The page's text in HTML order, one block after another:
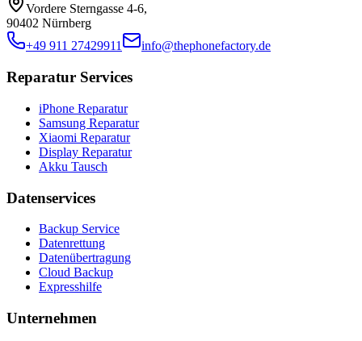
Vordere Sterngasse 4-6,
90402 Nürnberg
+49 911 27429911
info@thephonefactory.de
Reparatur Services
iPhone Reparatur
Samsung Reparatur
Xiaomi Reparatur
Display Reparatur
Akku Tausch
Datenservices
Backup Service
Datenrettung
Datenübertragung
Cloud Backup
Expresshilfe
Unternehmen